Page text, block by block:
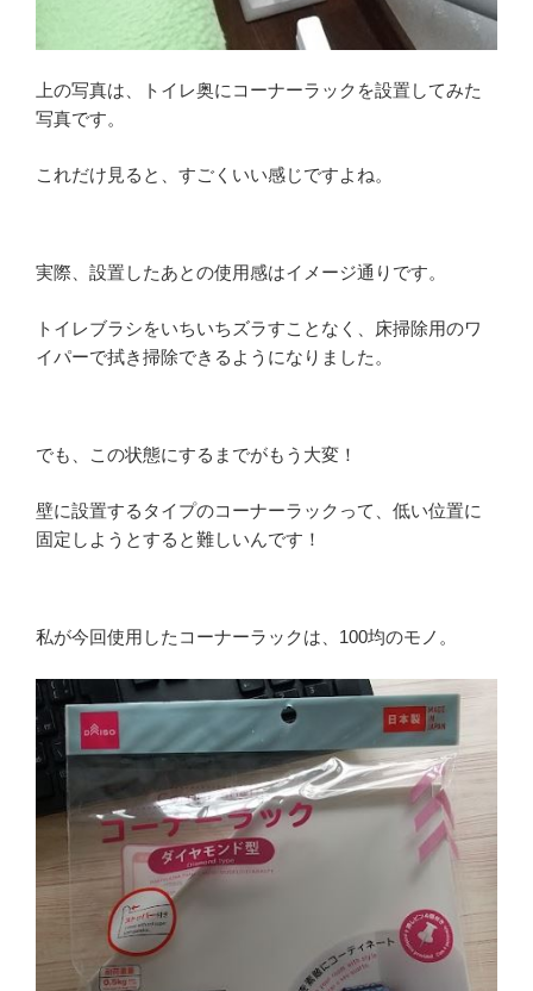
上の写真は、トイレ奥にコーナーラックを設置してみた
写真です。
これだけ見ると、すごくいい感じですよね。
実際、設置したあとの使用感はイメージ通りです。
トイレブラシをいちいちズラすことなく、床掃除用のワ
イパーで拭き掃除できるようになりました。
でも、この状態にするまでがもう大変！
壁に設置するタイプのコーナーラックって、低い位置に
固定しようとすると難しいんです！
私が今回使用したコーナーラックは、100均のモノ。